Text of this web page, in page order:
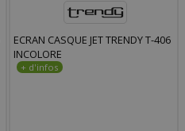
ECRAN CASQUE JET TRENDY T-406
INCOLORE